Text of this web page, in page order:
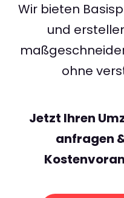
Wir bieten
und
ohne
Jetzt Ihren
anfragen